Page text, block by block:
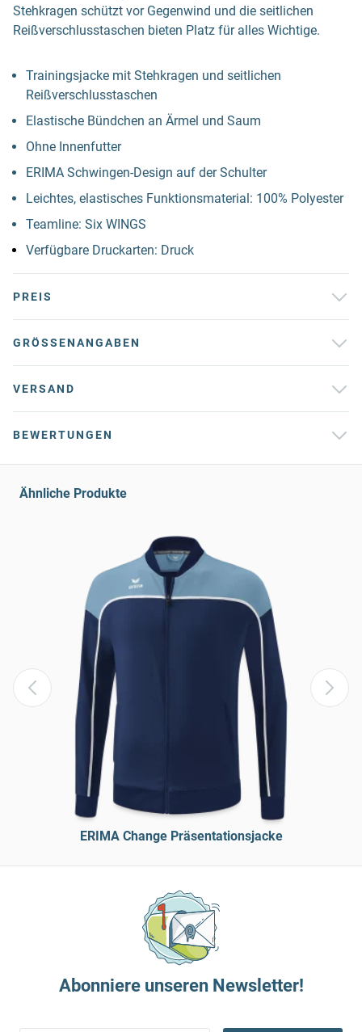
Stehkragen schützt vor Gegenwind und die seitlichen
Reißverschlusstaschen bieten Platz für alles Wichtige.
Trainingsjacke mit Stehkragen und seitlichen
Reißverschlusstaschen
Elastische Bündchen an Ärmel und Saum
Ohne Innenfutter
ERIMA Schwingen-Design auf der Schulter
Leichtes, elastisches Funktionsmaterial: 100% Polyester
Teamline: Six WINGS
Verfügbare Druckarten: Druck
PREIS
GRÖSSENANGABEN
VERSAND
BEWERTUNGEN
Ähnliche Produkte
ERIMA Change Präsentationsjacke
Abonniere unseren Newsletter!